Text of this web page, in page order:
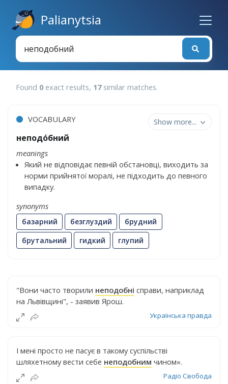
Palianytsia
Found 0 exact results, 17similar matches.
VOCABULARY Show more...
неподо́бний
meanings
Який не відповідає певній обстановці, виходить за
норми прийнятої моралі, не підходить до певного
випадку.
synonyms
базарний безглуздий
брудний
брутальний
гидкий глупий
"Вони часто творили неподобні справи, наприклад
на Львівщині", - заявив Ярош.
Українська правда
І мені просто не пасує в такому суспільстві
шляхетному вести себе неподобним чином».
Радіо Свобода